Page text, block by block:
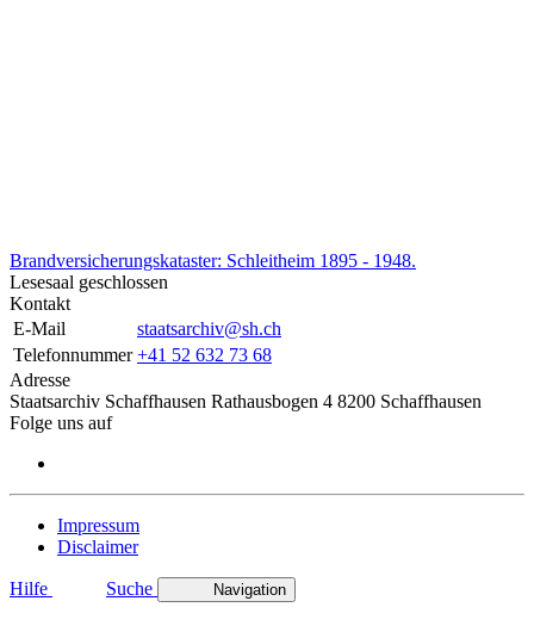
Brandversicherungskataster: Schleitheim 1895 - 1948.
Lesesaal geschlossen
Kontakt
E-Mail
staatsarchiv@sh.ch
Telefonnummer +41 52 632 73 68
Adresse
Staatsarchiv Schaffhausen Rathausbogen 4 8200 Schaffhausen
Folge uns auf
Impressum
Disclaimer
Hilfe Suche Navigation